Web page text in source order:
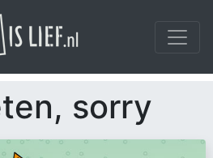
sorry